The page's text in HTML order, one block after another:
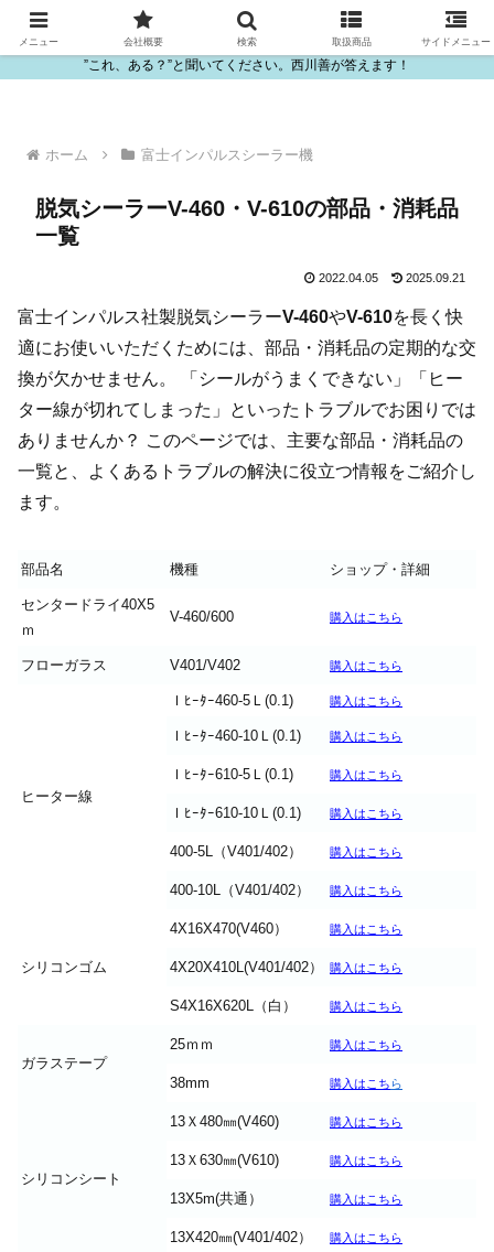
ビニール・プラスチック製品の卸販売は西川善
”これ、ある？”と聞いてください。西川善が答えます！
ホーム 富士インパルスシーラー機
脱気シーラーV-460・V-610の部品・消耗品
一覧
2022.04.05 2025.09.21
富士インパルス社製脱気シーラーV-460やV-610を長く快
適にお使いいただくためには、部品・消耗品の定期的な交
換が欠かせません。 「シールがうまくできない」「ヒー
ター線が切れてしまった」といったトラブルでお困りでは
ありませんか？ このページでは、主要な部品・消耗品の
一覧と、よくあるトラブルの解決に役立つ情報をご紹介し
ます。
部品名 機種 ショップ・詳細
センタードライ40X5
ｍ
V-460/600 購入はこちら
フローガラス V401/V402 購入はこちら
ヒーター線
Ｉﾋｰﾀｰ460-5Ｌ(0.1) 購入はこちら
Ｉﾋｰﾀｰ460-10Ｌ(0.1) 購入はこちら
Ｉﾋｰﾀｰ610-5Ｌ(0.1) 購入はこちら
Ｉﾋｰﾀｰ610-10Ｌ(0.1) 購入はこちら
400-5L（V401/402） 購入はこちら
400-10L（V401/402） 購入はこちら
シリコンゴム
4X16X470(V460） 購入はこちら
4X20X410L(V401/402） 購入はこちら
S4X16X620L（白） 購入はこちら
ガラステープ
25ｍｍ 購入はこち ら
38mm 購入はこち ら
シリコンシート
13Ｘ480㎜(V460) 購入はこちら
13Ｘ630㎜(V610) 購入はこちら
13X5m(共通） 購入はこちら
13X420㎜(V401/402） 購入はこちら
メニュー 会社概要 検索 取扱商品 サイドメニュー